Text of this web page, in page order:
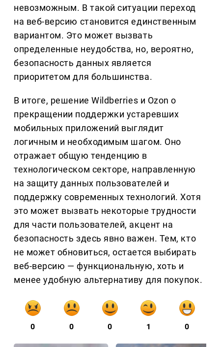
невозможным. В такой ситуации переход
на веб-версию становится единственным
вариантом. Это может вызвать
определенные неудобства, но, вероятно,
безопасность данных является
приоритетом для большинства.
В итоге, решение Wildberries и Ozon о
прекращении поддержки устаревших
мобильных приложений выглядит
логичным и необходимым шагом. Оно
отражает общую тенденцию в
технологическом секторе, направленную
на защиту данных пользователей и
поддержку современных технологий. Хотя
это может вызвать некоторые трудности
для части пользователей, акцент на
безопасность здесь явно важен. Тем, кто
не может обновиться, остается выбирать
веб-версию — функциональную, хоть и
менее удобную альтернативу для покупок.
0 0 0 1 0